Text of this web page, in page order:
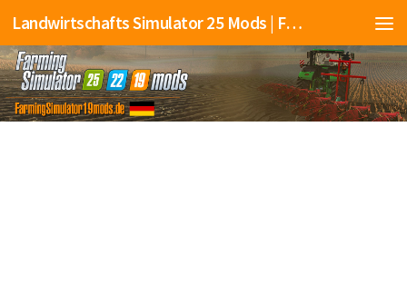
Landwirtschafts Simulator 25 Mods | Farming Simulator 25 Mods | FS25 Mods